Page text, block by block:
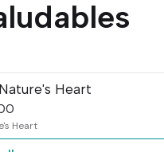
Heart
Heart